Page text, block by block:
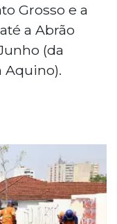
Grosso e a
a Abrão
(da
Aquino).